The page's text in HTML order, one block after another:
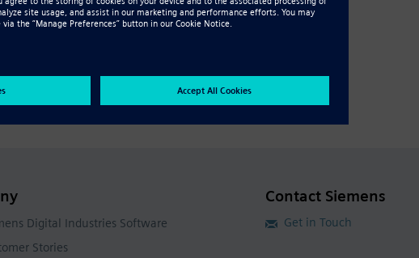
Digital Industries Software
Stories
Contact Siemens
Get in Touch